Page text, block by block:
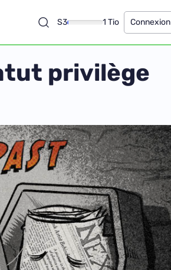
S3 1 Tio Connexion
privilège